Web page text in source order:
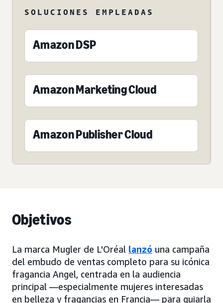
SOLUCIONES EMPLEADAS
Amazon DSP
Amazon Marketing Cloud
Amazon Publisher Cloud
Objetivos
La marca Mugler de L'Oréal lanzó una campaña
del embudo de ventas completo para su icónica
fragancia Angel, centrada en la audiencia
principal —especialmente mujeres interesadas
en belleza y fragancias en Francia— para guiarla